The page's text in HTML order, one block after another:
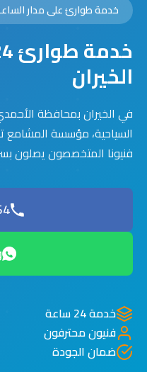
خدمة طوارئ على مدار
الخيران
في الخيران بمحافظة
فنيونا المتخصصون يصلون
خدمة 24 ساعة
فنيون محترفون
ضمان الجودة